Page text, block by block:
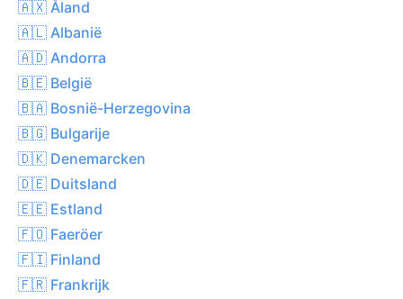
🇦🇽 Åland
🇦🇱 Albanië
🇦🇩 Andorra
🇧🇪 België
🇧🇦 Bosnië-Herzegovina
🇧🇬 Bulgarije
🇩🇰 Denemarcken
🇩🇪 Duitsland
🇪🇪 Estland
🇫🇴 Faeröer
🇫🇮 Finland
🇫🇷 Frankrijk